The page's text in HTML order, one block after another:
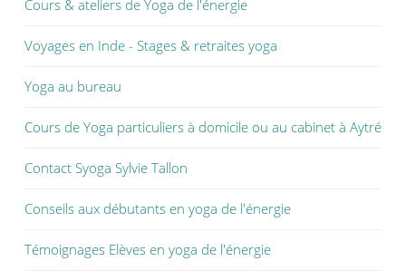
Cours & ateliers de Yoga de l'énergie
Voyages en Inde - Stages & retraites yoga
Yoga au bureau
Cours de Yoga particuliers à domicile ou au cabinet à Aytré
Contact Syoga Sylvie Tallon
Conseils aux débutants en yoga de l'énergie
Témoignages Elèves en yoga de l'énergie